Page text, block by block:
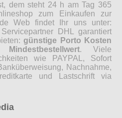
dem steht 24 h am Tag 365
zum Einkaufen zur
Web findet Ihr uns unter:
DHL garantiert
günstige Porto Kosten
Mindestbestellwert. Viele
wie PAYPAL, Sofort
Nachnahme,
und Lastschrift via